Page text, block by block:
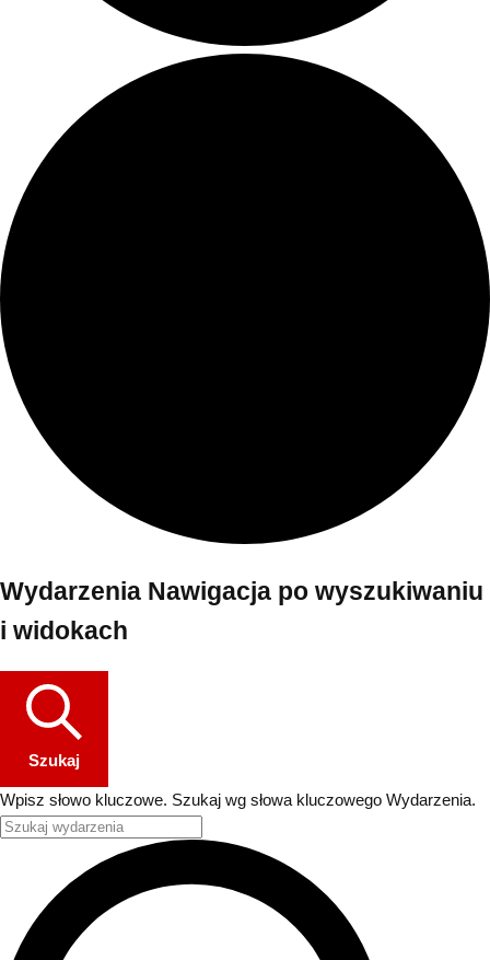
Wydarzenia Nawigacja po wyszukiwaniu
i widokach
Szukaj
Wpisz słowo kluczowe. Szukaj wg słowa kluczowego Wydarzenia.